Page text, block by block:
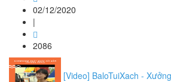
02/12/2020
|
2086
[Video] BaloTuiXach -